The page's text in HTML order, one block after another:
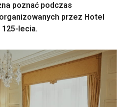
poznać podczas
przez Hotel
lecia.